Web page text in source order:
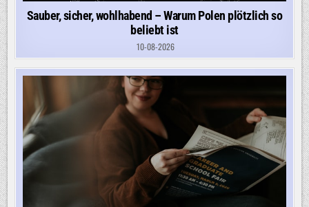
Sauber, sicher, wohlhabend – Warum Polen plötzlich so
beliebt ist
10-08-2026